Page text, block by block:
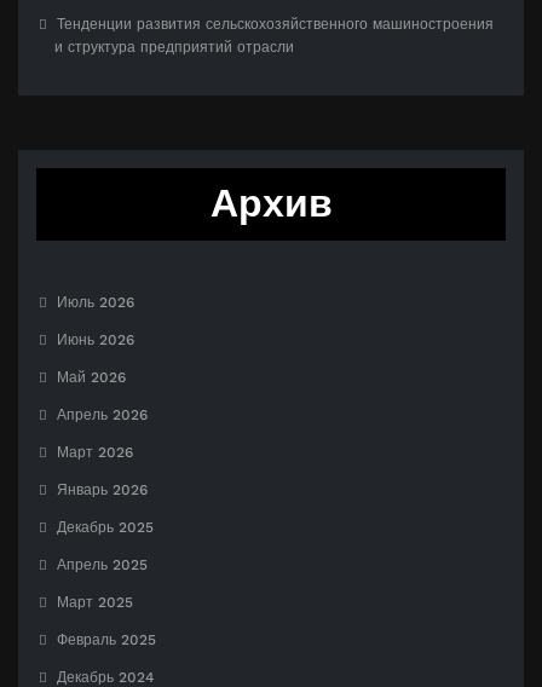
Тенденции развития сельскохозяйственного машиностроения
и структура предприятий отрасли
Архив
Июль 2026
Июнь 2026
Май 2026
Апрель 2026
Март 2026
Январь 2026
Декабрь 2025
Апрель 2025
Март 2025
Февраль 2025
Декабрь 2024